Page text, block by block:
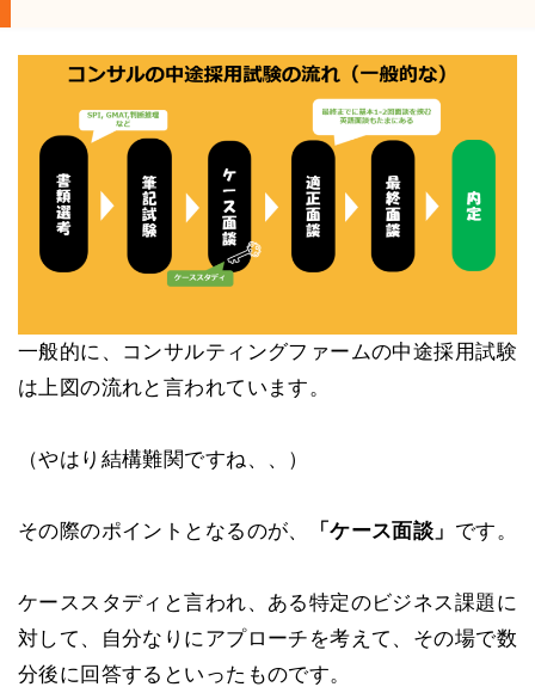
一般的に、コンサルティングファームの中途採用試験
は上図の流れと言われています。
（やはり結構難関ですね、、）
その際のポイントとなるのが、 「ケース面談」 です。
ケーススタディと言われ、ある特定のビジネス課題に
対して、自分なりにアプローチを考えて、その場で数
分後に回答するといったものです。